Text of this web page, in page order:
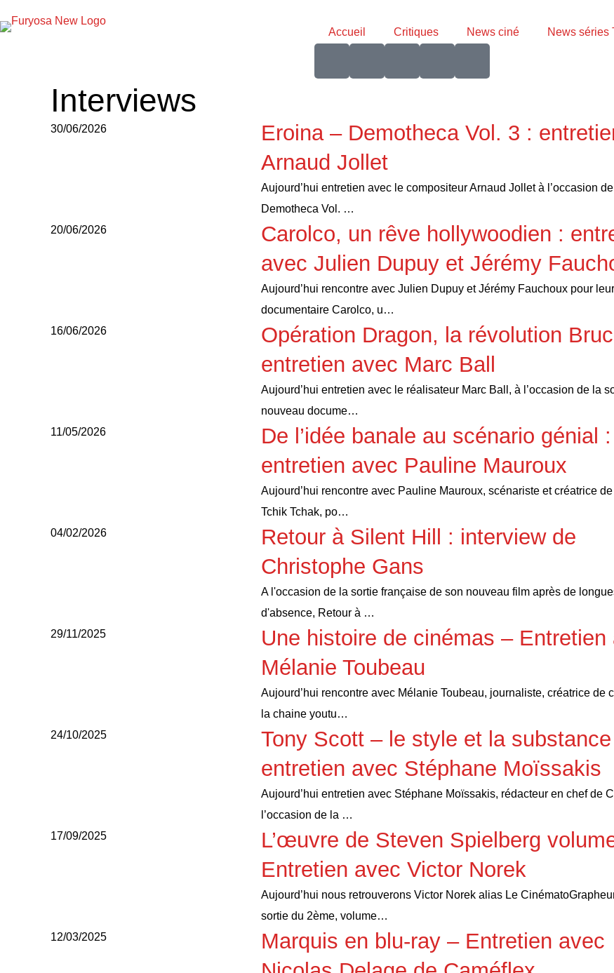
Accueil Critiques News ciné News séries
Interviews
30/06/2026
Eroina – Demotheca Vol. 3 :
Arnaud Jollet
Aujourd’hui entretien avec le compositeur Arnaud Jollet à l’occasion
Demotheca Vol. …
20/06/2026
Carolco, un rêve hollywoodien :
avec Julien Dupuy et Jérémy
Aujourd’hui rencontre avec Julien Dupuy et Jérémy Fauchoux pour
documentaire Carolco, u…
16/06/2026
Opération Dragon, la révolution
entretien avec Marc Ball
Aujourd’hui entretien avec le réalisateur Marc Ball, à l’occasion de la
nouveau docume…
11/05/2026
De l’idée banale au scénario génial :
entretien avec Pauline Mauroux
Aujourd’hui rencontre avec Pauline Mauroux, scénariste et créatrice
Tchik Tchak, po…
04/02/2026
Retour à Silent Hill : interview de
Christophe Gans
A l'occasion de la sortie française de son nouveau film après de
d'absence, Retour à …
29/11/2025
Une histoire de cinémas – Entretien
Mélanie Toubeau
Aujourd’hui rencontre avec Mélanie Toubeau, journaliste, créatrice de
la chaine youtu…
24/10/2025
Tony Scott – le style et la
entretien avec Stéphane Moïssakis
Aujourd’hui entretien avec Stéphane Moïssakis, rédacteur en chef de
l’occasion de la …
17/09/2025
L’œuvre de Steven Spielberg
Entretien avec Victor Norek
Aujourd’hui nous retrouverons Victor Norek alias Le
sortie du 2ème, volume…
12/03/2025
Marquis en blu-ray – Entretien avec